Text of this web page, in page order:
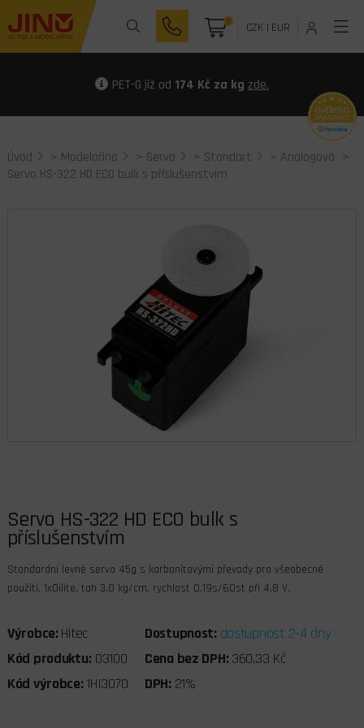
0 CZK| EUR
PET-G již od 174 Kč za kg zde.
Úvod > Modelařina > Serva > Standart > Analogová >
Servo HS-322 HD ECO bulk s příslušenstvím
Servo HS-322 HD ECO bulk s
příslušenstvím
Standardní levné servo 45g s karbonitovými převody pro všeobecné
použití. 1xOilite, tah 3,0 kg/cm, rychlost 0,19s/60st při 4,8 V.
Výrobce: Hitec Dostupnost: dostupnost 2-4 dny
Kód produktu: 03100 Cena bez DPH: 360,33 Kč
Kód výrobce:1HI3070 DPH: 21%